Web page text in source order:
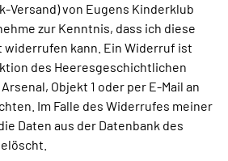
Versand) von Eugens Kinderklub
zur Kenntnis, dass ich diese
kann. Ein Widerruf ist
des Heeresgeschichtlichen
Objekt 1 oder per E-Mail an
Im Falle des Widerrufes meiner
Daten aus der Datenbank des